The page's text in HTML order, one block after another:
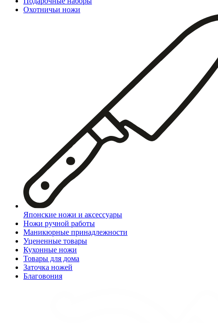
Охотничьи ножи
Японские ножи и аксессуары
Ножи ручной работы
Маникюрные принадлежности
Уцененные товары
Кухонные ножи
Товары для дома
Заточка ножей
Благовония